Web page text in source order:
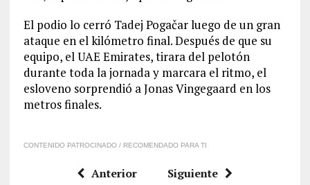
El podio lo cerró Tadej Pogačar luego de un gran
ataque en el kilómetro final. Después de que su
equipo, el UAE Emirates, tirara del pelotón
durante toda la jornada y marcara el ritmo, el
esloveno sorprendió a Jonas Vingegaard en los
metros finales.
CONTENIDO PATROCINADO / RECOMENDADO PARA TI
Anterior Siguiente